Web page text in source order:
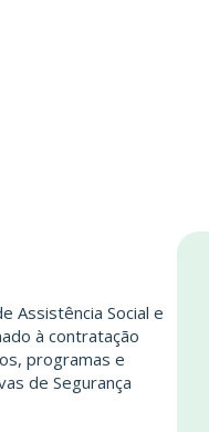
Assistência Social e
à contratação
programas e
de Segurança